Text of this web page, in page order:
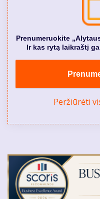
Prenumeruokite
Ir kas rytą laikraštį
Peržiūrėti